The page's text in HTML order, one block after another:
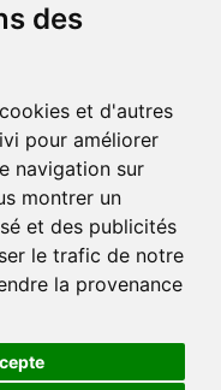
des
et d'autres
pour améliorer
navigation sur
montrer un
et des publicités
le trafic de notre
la provenance
- Page mise à jour
1ÈRE COMMANDE*
AVEC LE CODE
BIENVENUE10
d'achat , hors
et produits en offre,
code au moment de la
du panier afin que la